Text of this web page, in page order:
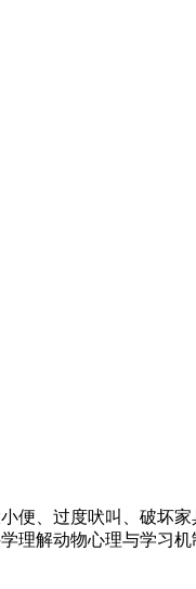
便、过度吠叫、破坏
理解动物心理与学习